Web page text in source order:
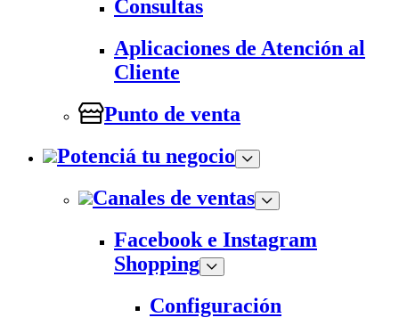
Consultas
Aplicaciones de Atención al
Cliente
Punto de venta
Potenciá tu negocio
Canales de ventas
Facebook e Instagram
Shopping
Configuración